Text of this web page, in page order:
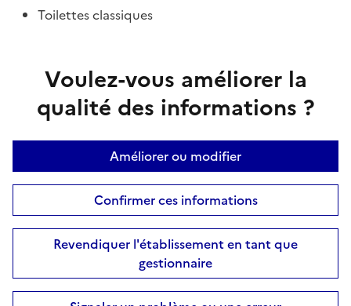
Toilettes classiques
Voulez-vous améliorer la
qualité des informations ?
Améliorer ou modifier
Confirmer ces informations
Revendiquer l'établissement en tant que
gestionnaire